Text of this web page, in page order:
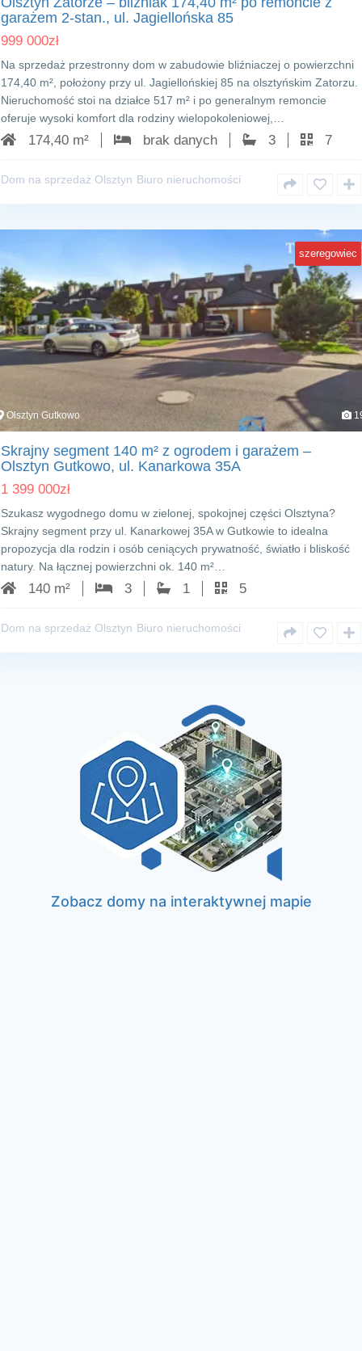
garażem 2-stan., ul. Jagiellońska 85
999 000zł
Na sprzedaż przestronny dom w zabudowie bliźniaczej o powierzchni
174,40 m², położony przy ul. Jagiellońskiej 85 na olsztyńskim Zatorzu.
Nieruchomość stoi na działce 517 m² i po generalnym remoncie
oferuje wysoki komfort dla rodziny wielopokoleniowej,…
174,40 m² brak danych 3 7
Dom na sprzedaż Olsztyn Biuro nieruchomości
szeregowiec
Olsztyn Gutkowo
Skrajny segment 140 m² z ogrodem i garażem –
Olsztyn Gutkowo, ul. Kanarkowa 35A
1 399 000zł
Szukasz wygodnego domu w zielonej, spokojnej części Olsztyna?
Skrajny segment przy ul. Kanarkowej 35A w Gutkowie to idealna
propozycja dla rodzin i osób ceniących prywatność, światło i bliskość
natury. Na łącznej powierzchni ok. 140 m²…
140 m² 3 1 5
Dom na sprzedaż Olsztyn Biuro nieruchomości
Zobacz domy na interaktywnej mapie